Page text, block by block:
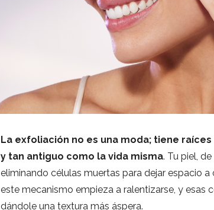
La exfoliación no es una moda; tiene
y tan antiguo como la vida misma. Tu piel,
eliminando células muertas para dejar espacio
este mecanismo empieza a ralentizarse, y esas
dándole una textura más áspera.